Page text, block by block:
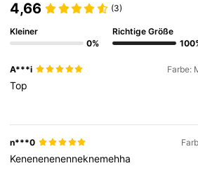
4,66 (3)
Kleiner
0%
Richtige Größe
A***i Farbe:
Top
n***0
Kenenenenenneknemehha